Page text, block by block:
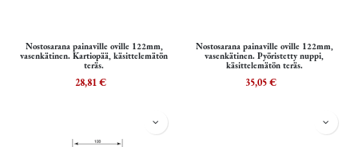
Nostosarana painaville oville 122mm,
vasenkätinen. Kartiopää, käsittelemätön
teräs.
28,81€
Nostosarana painaville oville 122mm,
vasenkätinen. Pyöristetty nuppi,
käsittelemätön teräs.
35,05€